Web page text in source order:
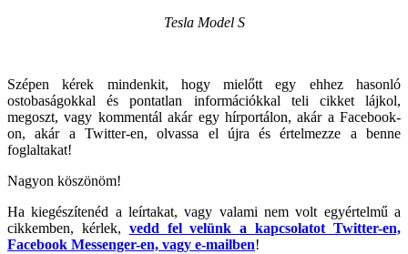
Tesla Model S
Szépen kérek mindenkit, hogy mielőtt egy ehhez hasonló
ostobaságokkal és pontatlan információkkal teli cikket lájkol,
megoszt, vagy kommentál akár egy hírportálon, akár a Facebook-
on, akár a Twitter-en, olvassa el újra és értelmezze a benne
foglaltakat!
Nagyon köszönöm!
Ha kiegészítenéd a leírtakat, vagy valami nem volt egyértelmű a
cikkemben, kérlek, vedd fel velünk a kapcsolatot Twitter-en,
Facebook Messenger-en, vagy e-mailben!